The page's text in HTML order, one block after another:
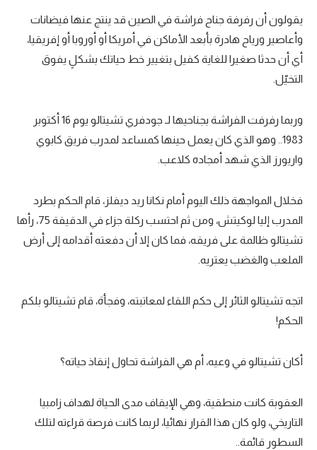
يقولون أن رفرفة جناح فراشة في الصين قد ينتج عنها فيضانات
وأعاصير ورياح هادرة بأبعد الأماكن في أمريكا أو أوروبا أو إفريقيا،
أي أن حدثا صغيرا للغاية كفيل بتغيير خط حياتك بشكلٍ يفوق
التخيّل.
وربما رفرفت الفراشة بجناحيها لـ جودفري تشيتالو يوم 16 أكتوبر
1983.. وهو الذي كان يعمل حينها كمساعد لمدرب فريق كابوي
واريورز الذي شهد أمجاده كلاعب.
فخلال المواجهة ذلك اليوم أمام نكانا ريد ديفلز، قام الحكم بطرد
المدرب إليا لوكيتش، ومن ثم احتسب ركلة جزاء في الدقيقة 75، رأها
تشيتالو ظالمة على فريقه، فما كان إلا أن دفعته أقدامه إلى أرض
الملعب والغضب يعتريه.
اتجه تشيتالو الثائر إلى حكم اللقاء لمعاتبته، وفجأة، قام تشيتالو بلكم
الحكم!
أكان تشيتالو في وعيه، أم هي الفراشة تحاول إنقاذ حياته؟
العقوبة كانت منطقية، وهي الإيقاف مدى الحياة لهداف زامبيا
التاريخي، ولو كان هذا القرار نهائيا، لربما كانت فرصة قراءته لتلك
السطور قائمة..